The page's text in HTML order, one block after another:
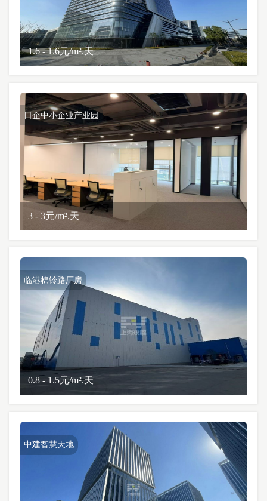
1.6 - 1.6元/m².天
日企中小企业产业园
3 - 3元/m².天
临港棉铃路厂房
0.8 - 1.5元/m².天
中建智慧天地